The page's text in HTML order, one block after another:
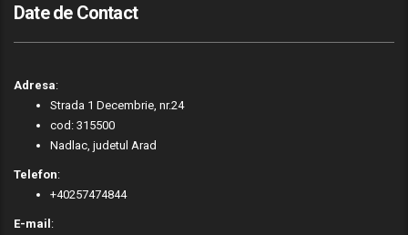
Date de Contact
Adresa:
Strada 1 Decembrie, nr.24
cod: 315500
Nadlac, judetul Arad
Telefon:
+40257474844
E-mail: